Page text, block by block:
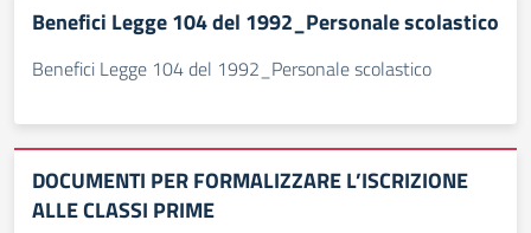
Benefici Legge 104 del 1992_Personale scolastico
Benefici Legge 104 del 1992_Personale scolastico
DOCUMENTI PER FORMALIZZARE L’ISCRIZIONE
ALLE CLASSI PRIME